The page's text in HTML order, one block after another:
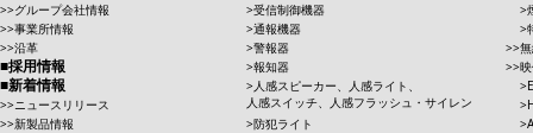
グループ会社情報
事業所情報
沿革
採用情報
新着情報
ニュースリリース
新製品情報
受信制御機器
通報機器
警報器
報知器
人感スピーカー、人感ライト、
人感スイッチ、人感フラッシュ・サイレン
防犯ライト